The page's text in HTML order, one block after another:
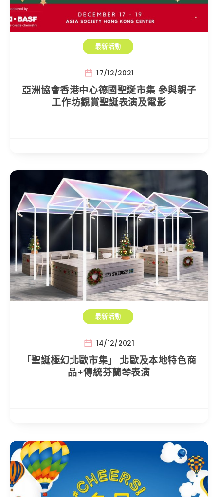
最新活動
17/12/2021
亞洲協會香港中心德國聖誕市集 參與親子
工作坊觀賞聖誕表演及電影
最新活動
14/12/2021
「聖誕極幻北歐市集」 北歐及本地特色商
品+傳統芬蘭琴表演